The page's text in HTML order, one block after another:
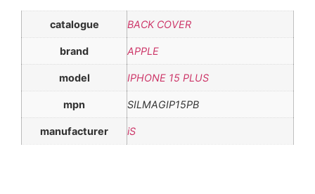
catalogue BACK COVER
brand APPLE
model IPHONE 15 PLUS
mpn SILMAGIP15PB
manufacturer iS